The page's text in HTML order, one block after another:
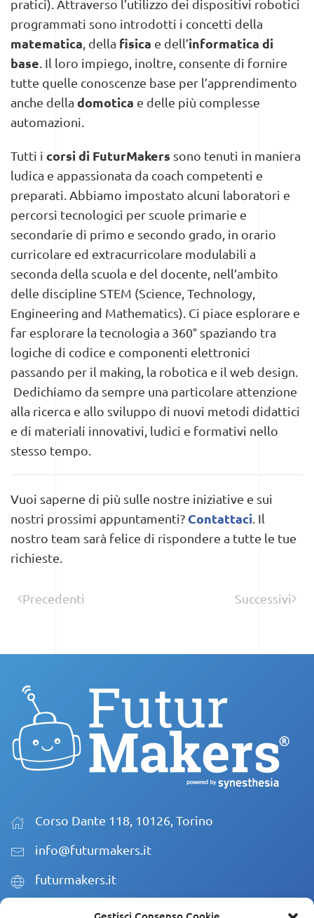
pratici).Attraverso l’utilizzo dei dispositivi robotici
programmati sono introdotti i concetti della
matematica, della fisica e dell’informatica di
base. Il loro impiego, inoltre, consente di fornire
tutte quelle conoscenze base per l’apprendimento
anche della domotica e delle più complesse
automazioni.
Tutti i corsi di FuturMakers sono tenuti in maniera
ludica e appassionata da coach competenti e
preparati. Abbiamo impostato alcuni laboratori e
percorsi tecnologici per scuole primarie e
secondarie di primo e secondo grado, in orario
curricolare ed extracurricolare modulabili a
seconda della scuola e del docente, nell’ambito
delle discipline STEM (Science, Technology,
Engineering and Mathematics). Ci piace esplorare e
far esplorare la tecnologia a 360° spaziando tra
logiche di codice e componenti elettronici
passando per il making, la robotica e il web design.
Dedichiamo da sempre una particolare attenzione
alla ricerca e allo sviluppo di nuovi metodi didattici
e di materiali innovativi, ludici e formativi nello
stesso tempo.
Vuoi saperne di più sulle nostre iniziative e sui
nostri prossimi appuntamenti? Contattaci. Il
nostro team sarà felice di rispondere a tutte le tue
richieste.
Precedenti Successivi
Corso Dante 118, 10126, Torino
info@futurmakers.it
futurmakers.it